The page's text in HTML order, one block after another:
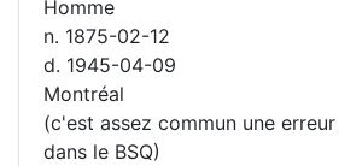
Homme
n. 1875-02-12
d. 1945-04-09
Montréal
(c'est assez commun une
dans le BSQ)